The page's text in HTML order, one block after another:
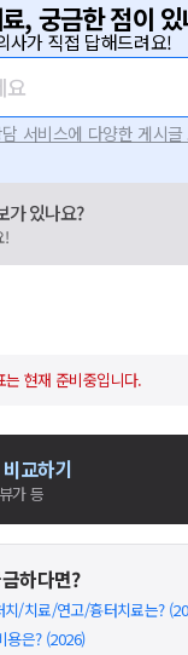
, 궁금한 점이
사가 직접 답해드려요!
요
서비스에 다양한 게시글
가 있나요?
!
현재 준비중입니다.
교하기
가 등
하다면?
/치료/연고/흉터치료는?
용은? (2026)